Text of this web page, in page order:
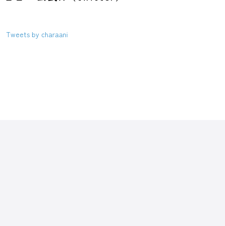
Tweets by charaani